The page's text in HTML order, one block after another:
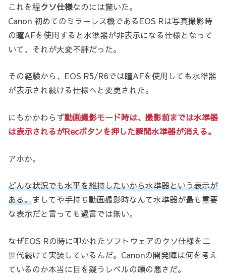
これを程クソ仕様なのには驚いた。
Canon 初めてのミラーレス機であるEOS Rは写真撮影時
の瞳AFを使用すると水準器が非表示になる仕様となって
いて、それが大変不評だった。
その経験から、EOS R5/R6では瞳AFを使用しても水準器
が表示され続ける仕様へと変更された。
にもかかわらず動画撮影モード時は、撮影前までは水準器
は表示されるがRecボタンを押した瞬間水準器が消える。
アホか。
どんな状況でも水平を維持したいから水準器という表示が
ある。ましてや手持ち動画撮影時なんて水準器が最も重要
な表示だと言っても過言では無い。
なぜEOS Rの時に叩かれたソフトウェアのクソ仕様を二
世代続けて実装しているんだ。Canonの開発陣は何を考え
ているのか本当に目を疑うレベルの頭の悪さだ。